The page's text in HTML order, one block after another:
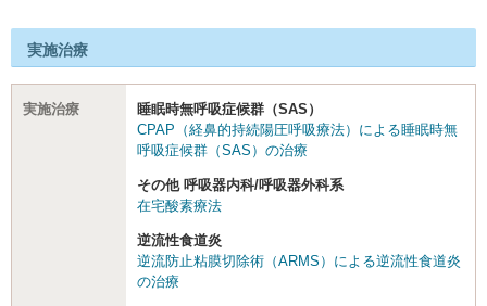
実施治療
実施治療
睡眠時無呼吸症候群（SAS）
CPAP（経鼻的持続陽圧呼吸療法）による睡眠時無
呼吸症候群（SAS）の治療
その他 呼吸器内科/呼吸器外科系
在宅酸素療法
逆流性食道炎
逆流防止粘膜切除術（ARMS）による逆流性食道炎
の治療